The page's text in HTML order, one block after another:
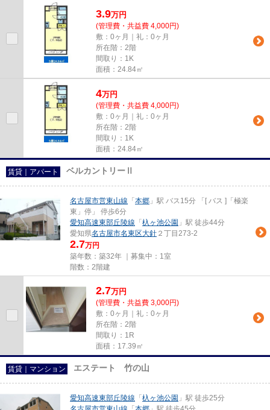
3.9万円
(管理費・共益費 4,000円)
敷：0ヶ月｜礼：0ヶ月
所在階：2階
間取り：1K
面積：24.84㎡
4万円
(管理費・共益費 4,000円)
敷：0ヶ月｜礼：0ヶ月
所在階：2階
間取り：1K
面積：24.84㎡
賃貸｜アパート ベルカントリーⅡ
名古屋市営東山線 「 本郷 」駅 バス15分 「[ バス ]「極楽
東」停」 停歩6分
愛知高速東部丘陵線 「 杁ヶ池公園 」駅 徒歩44分
愛知県名古屋市名東区大針 ２丁目273-2
2.7万円
築年数：築32年 ｜募集中： 1室
階数：2階建
2.7万円
(管理費・共益費 3,000円)
敷：0ヶ月｜礼：0ヶ月
所在階：2階
間取り：1R
面積：17.39㎡
賃貸｜マンション エステート 竹の山
愛知高速東部丘陵線 「 杁ヶ池公園 」駅 徒歩25分